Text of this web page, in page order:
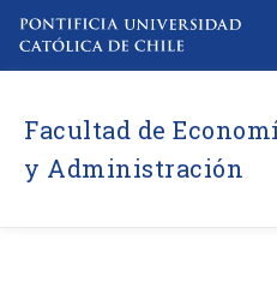
Facultad de
y Administración